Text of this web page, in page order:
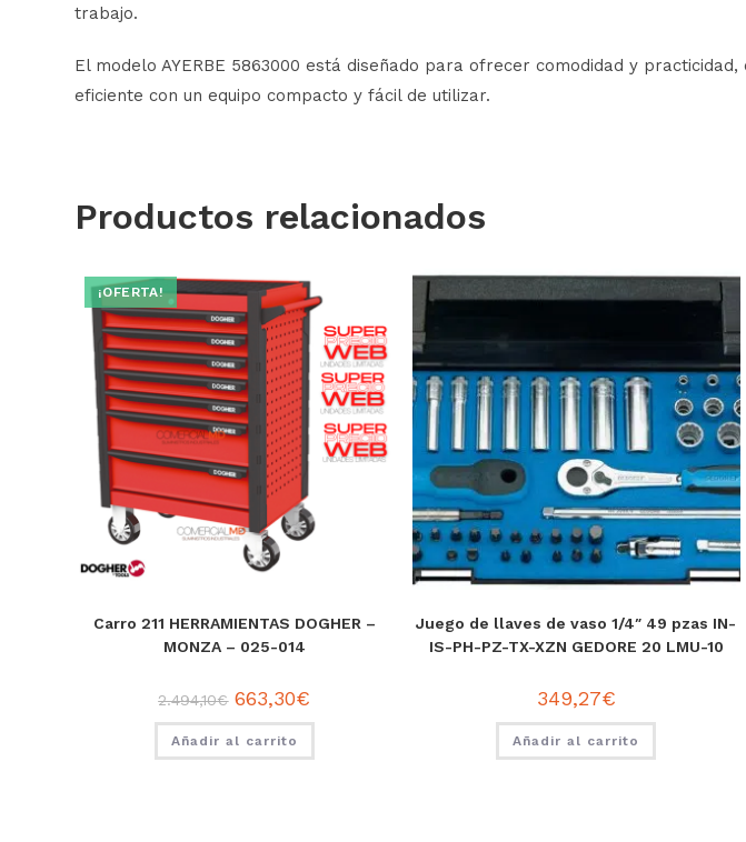
trabajo.
El modelo AYERBE 5863000 está diseñado para ofrecer comodidad y
eficiente con un equipo compacto y fácil de utilizar.
Productos relacionados
¡OFERTA!
Carro 211 HERRAMIENTAS DOGHER –
MONZA – 025-014
2.494,10€ 663,30€
Añadir al carrito
Juego de llaves de vaso 1/4″ 49 pzas IN-
IS-PH-PZ-TX-XZN GEDORE 20 LMU-10
349,27€
Añadir al carrito